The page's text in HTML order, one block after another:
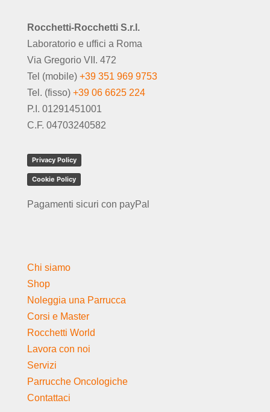
Rocchetti-Rocchetti S.r.l.
Laboratorio e uffici a Roma
Via Gregorio VII. 472
Tel (mobile) +39 351 969 9753
Tel. (fisso) +39 06 6625 224
P.I. 01291451001
C.F. 04703240582
Privacy Policy
Cookie Policy
Pagamenti sicuri con payPal
Chi siamo
Shop
Noleggia una Parrucca
Corsi e Master
Rocchetti World
Lavora con noi
Servizi
Parrucche Oncologiche
Contattaci